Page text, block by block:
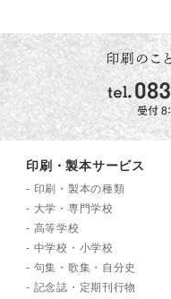
印刷・製本サービス
- 印刷・製本の種類
- 大学・専門学校
- 高等学校
- 中学校・小学校
- 句集・歌集・自分史
- 記念誌・定期刊行物